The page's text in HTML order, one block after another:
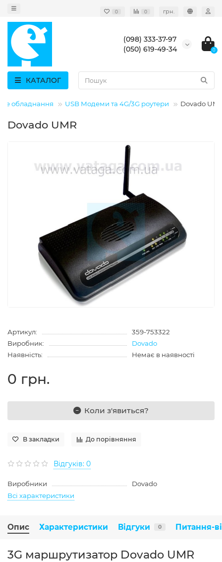
0 0 грн.
(098) 333-37-97
(050) 619-49-34
0
КАТАЛОГ
обладнання USB Модеми та 4G/3G роутери Dovado
Dovado UMR
Артикул:
359-753322
Виробник:
Dovado
Наявність:
Немає в наявності
0 грн.
Коли з'явиться?
В закладки До порівняння
Відгуків: 0
Виробники
Dovado
Всі характеристики
Опис Характеристики Відгуки 0 Питання-
3G маршрутизатор Dovado UMR